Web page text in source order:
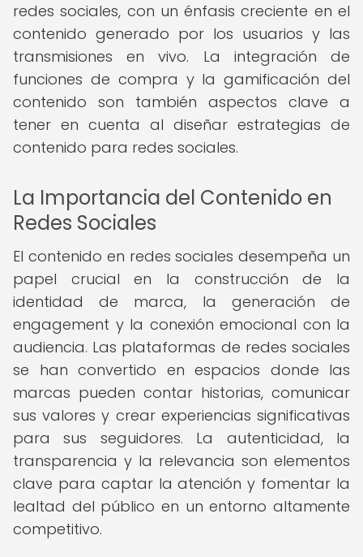
redes sociales, con un énfasis creciente en el
contenido generado por los usuarios y las
transmisiones en vivo. La integración de
funciones de compra y la gamificación del
contenido son también aspectos clave a
tener en cuenta al diseñar estrategias de
contenido para redes sociales.
La Importancia del Contenido en
Redes Sociales
El contenido en redes sociales desempeña un
papel crucial en la construcción de la
identidad de marca, la generación de
engagement y la conexión emocional con la
audiencia. Las plataformas de redes sociales
se han convertido en espacios donde las
marcas pueden contar historias, comunicar
sus valores y crear experiencias significativas
para sus seguidores. La autenticidad, la
transparencia y la relevancia son elementos
clave para captar la atención y fomentar la
lealtad del público en un entorno altamente
competitivo.